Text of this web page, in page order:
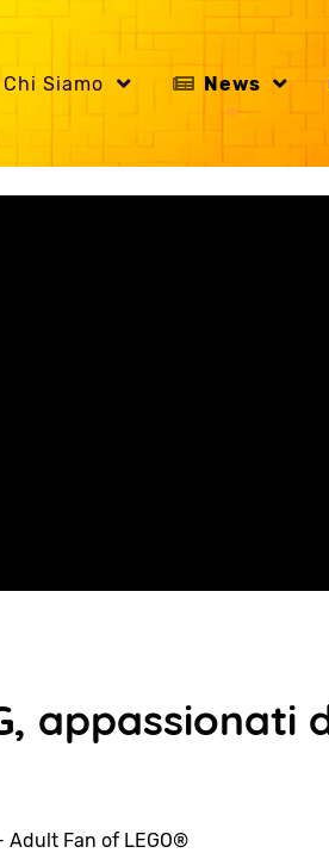
Chi Siamo News
appassionati
Adult Fan of LEGO®